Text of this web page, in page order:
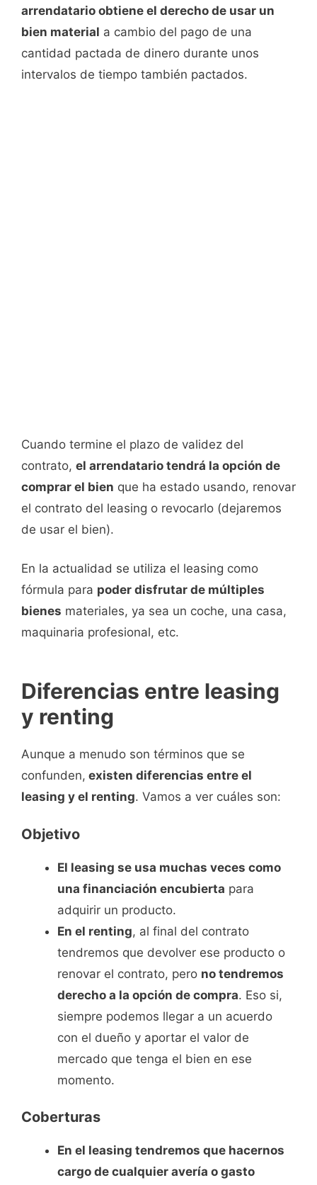
arrendatario obtiene el derecho de usar un
bien material a cambio del pago de una
cantidad pactada de dinero durante unos
intervalos de tiempo también pactados.
Cuando termine el plazo de validez del
contrato, el arrendatario tendrá la opción de
comprar el bien que ha estado usando, renovar
el contrato del leasing o revocarlo (dejaremos
de usar el bien).
En la actualidad se utiliza el leasing como
fórmula para poder disfrutar de múltiples
bienes materiales, ya sea un coche, una casa,
maquinaria profesional, etc.
Diferencias entre leasing
y renting
Aunque a menudo son términos que se
confunden, existen diferencias entre el
leasing y el renting. Vamos a ver cuáles son:
Objetivo
El leasing se usa muchas veces como
una financiación encubierta para
adquirir un producto.
En el renting, al final del contrato
tendremos que devolver ese producto o
renovar el contrato, pero no tendremos
derecho a la opción de compra. Eso si,
siempre podemos llegar a un acuerdo
con el dueño y aportar el valor de
mercado que tenga el bien en ese
momento.
Coberturas
En el leasing tendremos que hacernos
cargo de cualquier avería o gasto